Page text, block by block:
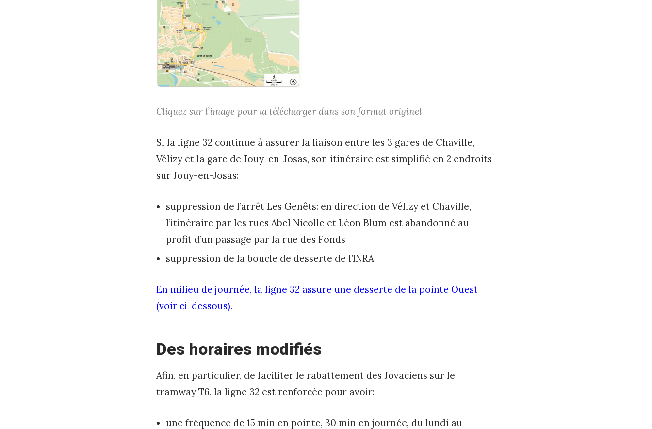
2
0
1
6
y
o
r
i
p
l
e
u
r
Cliquez sur l’image pour la télécharger dans son format originel
Si la ligne 32 continue à assurer la liaison entre les 3 gares de Chaville,
Vélizy et la gare de Jouy-en-Josas, son itinéraire est simplifié en 2 endroits
sur Jouy-en-Josas:
suppression de l’arrêt Les Genêts: en direction de Vélizy et Chaville,
l’itinéraire par les rues Abel Nicolle et Léon Blum est abandonné au
profit d’un passage par la rue des Fonds
suppression de la boucle de desserte de l’INRA
En milieu de journée, la ligne 32 assure une desserte de la pointe Ouest
(voir ci-dessous).
Des horaires modifiés
Afin, en particulier, de faciliter le rabattement des Jovaciens sur le
tramway T6, la ligne 32 est renforcée pour avoir:
une fréquence de 15 min en pointe, 30 min en journée, du lundi au